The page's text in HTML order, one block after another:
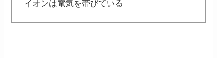
イオンは電気を帯びている